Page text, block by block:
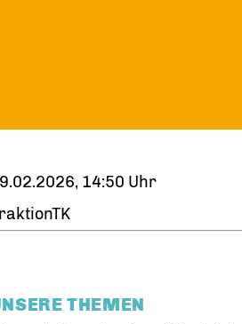
14:50 Uhr
THEMEN